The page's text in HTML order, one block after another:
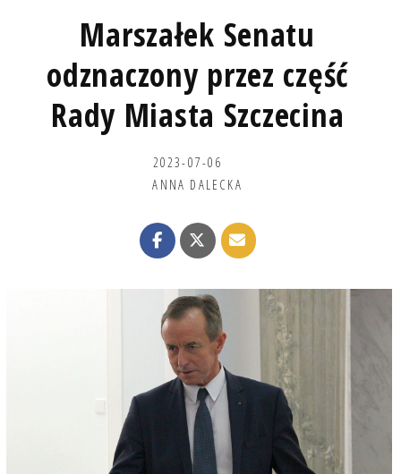
Marszałek Senatu
odznaczony przez część
Rady Miasta Szczecina
2023-07-06
ANNA DALECKA